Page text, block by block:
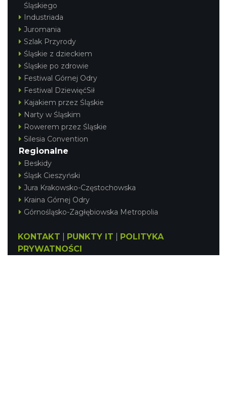
Śląskiego
Industriada
Juromania
Szlak Przyrody
Śląskie z dzieckiem
Śląskie po zdrowie
Festiwal Górnej Odry
Festiwal DziewięćSił
Kajakiem przez Śląskie
Narty w Śląskim
Rowerem przez Śląskie
Silesia Convention
Regionalne
Beskidy
Śląsk Cieszyński
Jura Krakowsko-Częstochowska
Kraina Górnej Odry
Górnośląsko-Zagłębiowska Metropolia
KONTAKT PUNKTY IT
POLITYKA
PRYWATNOŚCI